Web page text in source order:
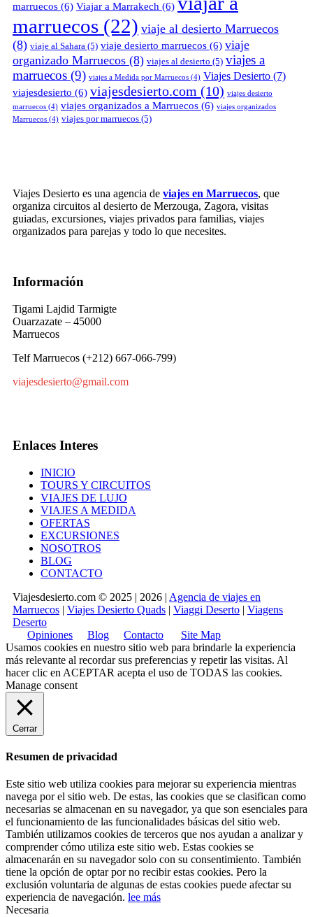
marruecos (6) Viajar a Marrakech (6)
marruecos (22) viaje al desierto Marruecos
(8) viaje al Sahara (5) viaje desierto marruecos (6) viaje
organizado Marruecos (8) viajes al desierto (5) viajes a
marruecos (9) viajes a Medida por Marruecos (4) Viajes Desierto (7)
viajesdesierto (6) viajesdesierto.com (10) viajes desierto
marruecos (4) viajes organizados a Marruecos (6) viajes organizados
Marruecos (4) viajes por marruecos (5)
Viajes Desierto es una agencia de viajes en Marruecos, que
organiza circuitos al desierto de Merzouga, Zagora, visitas
guiadas, excursiones, viajes privados para familias, viajes
organizados para parejas y todo lo que necesites.
Información
Tigami Lajdid Tarmigte
Ouarzazate – 45000
Marruecos
Telf Marruecos (+212) 667-066-799)
viajesdesierto@gmail.com
Enlaces Interes
INICIO
TOURS Y CIRCUITOS
VIAJES DE LUJO
VIAJES A MEDIDA
OFERTAS
EXCURSIONES
NOSOTROS
BLOG
CONTACTO
Viajesdesierto.com © 2025 | 2026 | Agencia de viajes en
Marruecos | Viajes Desierto Quads | Viaggi Deserto | Viagens
Deserto
Opiniones
Blog Contacto
Site Map
Usamos cookies en nuestro sitio web para brindarle la experiencia
más relevante al recordar sus preferencias y repetir las visitas. Al
hacer clic en ACEPTAR acepta el uso de TODAS las cookies.
Manage consent
Cerrar
Resumen de privacidad
Este sitio web utiliza cookies para mejorar su experiencia mientras
navega por el sitio web. De estas, las cookies que se clasifican como
necesarias se almacenan en su navegador, ya que son esenciales para
el funcionamiento de las funcionalidades básicas del sitio web.
También utilizamos cookies de terceros que nos ayudan a analizar y
comprender cómo utiliza este sitio web. Estas cookies se
almacenarán en su navegador solo con su consentimiento. También
tiene la opción de optar por no recibir estas cookies. Pero la
exclusión voluntaria de algunas de estas cookies puede afectar su
experiencia de navegación. lee más
Necesaria